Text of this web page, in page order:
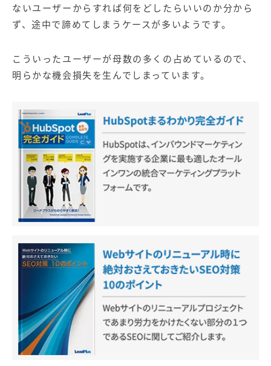
ないユーザーからすれば何をどしたらいいのか分から
ず、途中で諦めてしまうケースが多いようです。
こういったユーザーが母数の多くの占めているので、
明らかな機会損失を生んでしまっています。